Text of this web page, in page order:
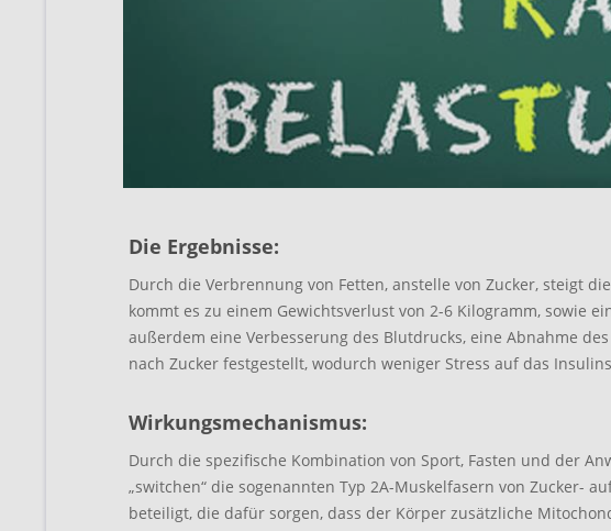
Die Ergebnisse:
Durch die Verbrennung von Fetten, anstelle von Zucker, steigt
kommt es zu einem Gewichtsverlust von 2-6 Kilogramm, sowie
außerdem eine Verbesserung des Blutdrucks, eine Abnahme
nach Zucker festgestellt, wodurch weniger Stress auf das
Wirkungsmechanismus:
Durch die spezifische Kombination von Sport, Fasten und der
„switchen“ die sogenannten Typ 2A-Muskelfasern von Zucker-
beteiligt, die dafür sorgen, dass der Körper zusätzliche